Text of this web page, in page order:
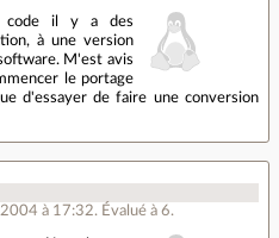
code il y a des
à une version
M'est avis
le portage
d'essayer de faire une conversion
à 17:32. Évalué à 6.